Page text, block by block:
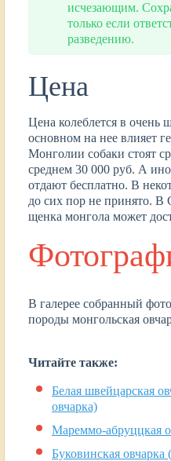
исчезающим.
только если
разведению.
Цена
Цена колеблется в очень
основном на нее влияет
Монголии собаки стоят
среднем 30 000 руб. А
отдают бесплатно. В
до сих пор не принято. В
щенка монгола может
В галерее собранный
породы монгольская
Читайте также:
Белая швейцарская
овчарка)
Мареммо-абруццкая
Буковинская